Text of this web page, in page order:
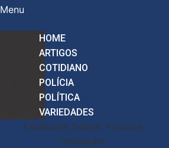
Menu
HOME
ARTIGOS
COTIDIANO
POLÍCIA
POLÍTICA
VARIEDADES
Facebook Twitter Youtube
Instagram